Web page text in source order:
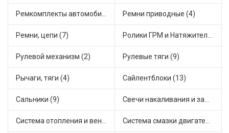
Ремкомплекты автомобильные (8) Ремни приводные (4)
Ремни, цепи (7) Ролики ГРМ и Натяжители (13)
Рулевой механизм (2) Рулевые тяги (9)
Рычаги, тяги (4) Сайлентблоки (13)
Сальники (9) Свечи накаливания и зажигания (6)
Система отопления и вентиляции (9) Система смазки двигателя (1)